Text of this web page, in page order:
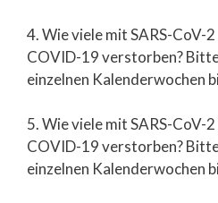
4. Wie viele mit SARS-CoV-
COVID-19 verstorben?
einzelnen Kalenderwochen
5. Wie viele mit SARS-CoV-
COVID-19 verstorben?
einzelnen Kalenderwochen